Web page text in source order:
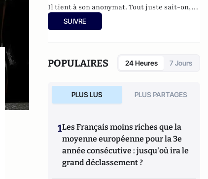
Il tient à son anonymat. Tout juste sait-on,
qu'à 37 ans, cet informaticien à l'humour
acerbe habite en Belgique et travaille pour
documents".
SUIVRE
POPULAIRES 24 Heures 7 Jours
PLUS LUS PLUS PARTAGES
1Les Français moins riches que la
moyenne européenne pour la 3e
année consécutive : jusqu'où ira le
grand déclassement ?